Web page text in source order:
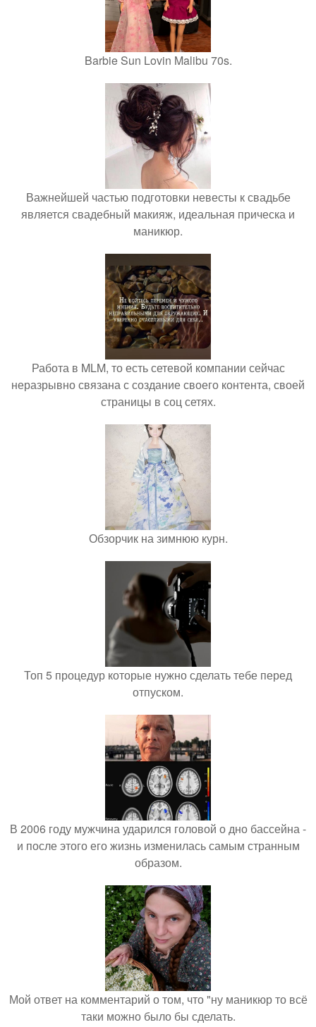
Barbie Sun Lovin Malibu 70s.
Важнейшей частью подготовки невесты к свадьбе
является свадебный макияж, идеальная прическа и
маникюр.
Работа в MLM, то есть сетевой компании сейчас
неразрывно связана с создание своего контента, своей
страницы в соц сетях.
Обзорчик на зимнюю курн.
Топ 5 процедур которые нужно сделать тебе перед
отпуском.
В 2006 году мужчина ударился головой о дно бассейна -
и после этого его жизнь изменилась самым странным
образом.
Мой ответ на комментарий о том, что "ну маникюр то всё
таки можно было бы сделать.